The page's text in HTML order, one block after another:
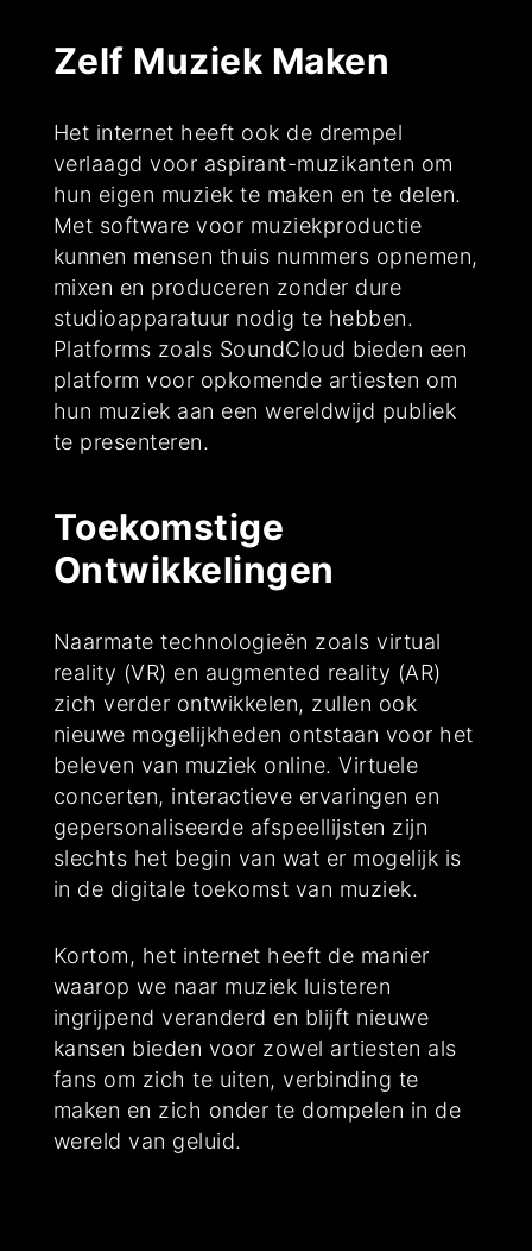
Zelf Muziek Maken
Het internet heeft ook de drempel
verlaagd voor aspirant-muzikanten om
hun eigen muziek te maken en te delen.
Met software voor muziekproductie
kunnen mensen thuis nummers opnemen,
mixen en produceren zonder dure
studioapparatuur nodig te hebben.
Platforms zoals SoundCloud bieden een
platform voor opkomende artiesten om
hun muziek aan een wereldwijd publiek
te presenteren.
Toekomstige
Ontwikkelingen
Naarmate technologieën zoals virtual
reality (VR) en augmented reality (AR)
zich verder ontwikkelen, zullen ook
nieuwe mogelijkheden ontstaan voor het
beleven van muziek online. Virtuele
concerten, interactieve ervaringen en
gepersonaliseerde afspeellijsten zijn
slechts het begin van wat er mogelijk is
in de digitale toekomst van muziek.
Kortom, het internet heeft de manier
waarop we naar muziek luisteren
ingrijpend veranderd en blijft nieuwe
kansen bieden voor zowel artiesten als
fans om zich te uiten, verbinding te
maken en zich onder te dompelen in de
wereld van geluid.